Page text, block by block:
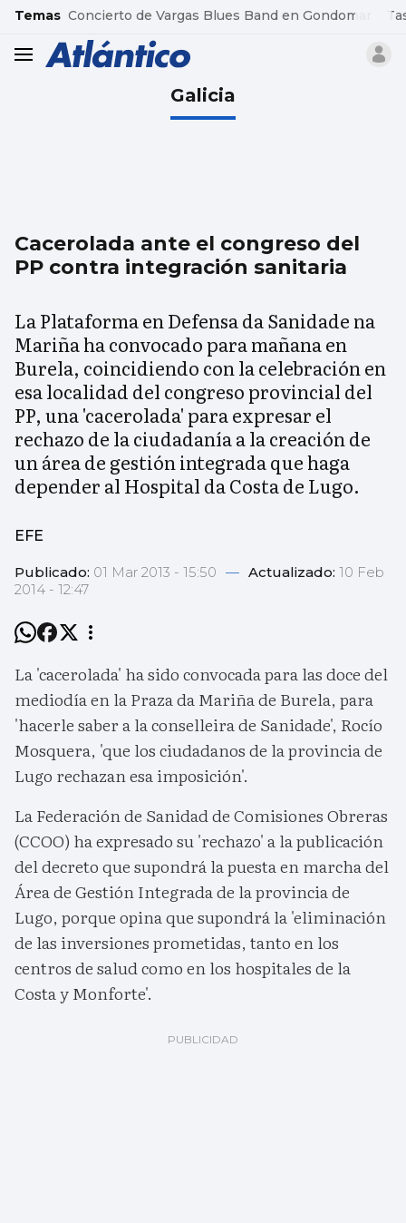
common.go-to-content
Temas Concierto de Vargas Blues Band en Gondomar
header.menu.open
Galicia
Cacerolada ante el congreso del
PP contra integración sanitaria
La Plataforma en Defensa da Sanidade na
Mariña ha convocado para mañana en
Burela, coincidiendo con la celebración en
esa localidad del congreso provincial del
PP, una 'cacerolada' para expresar el
rechazo de la ciudadanía a la creación de
un área de gestión integrada que haga
depender al Hospital da Costa de Lugo.
EFE
Publicado: 01 Mar 2013 - 15:50 — Actualizado: 10 Feb
2014 - 12:47
La 'cacerolada' ha sido convocada para las doce del
mediodía en la Praza da Mariña de Burela, para
'hacerle saber a la conselleira de Sanidade', Rocío
Mosquera, 'que los ciudadanos de la provincia de
Lugo rechazan esa imposición'.
La Federación de Sanidad de Comisiones Obreras
(CCOO) ha expresado su 'rechazo' a la publicación
del decreto que supondrá la puesta en marcha del
Área de Gestión Integrada de la provincia de
Lugo, porque opina que supondrá la 'eliminación
de las inversiones prometidas, tanto en los
centros de salud como en los hospitales de la
Costa y Monforte'.